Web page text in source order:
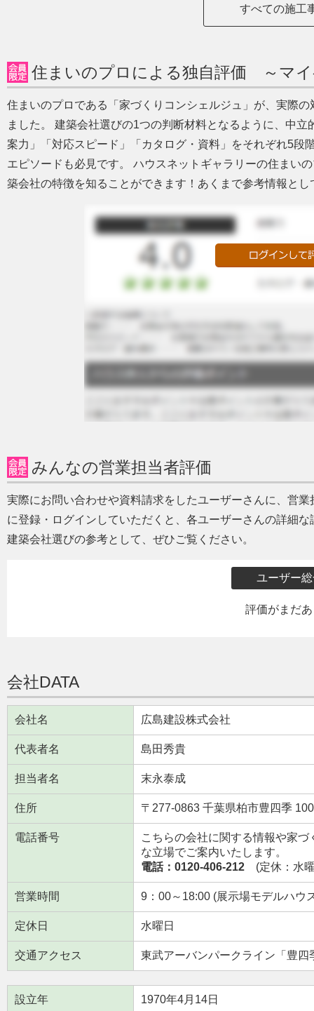
すべての施工
住まいのプロによる独自評価 ～マイ
住まいのプロである「家づくりコンシェルジュ」が、実際
ました。 建築会社選びの1つの判断材料となるように、中
案力」「対応スピード」「カタログ・資料」をそれぞれ5段
エピソードも必見です。 ハウスネットギャラリーの住まい
築会社の特徴を知ることができます！あくまで参考情報と
みんなの営業担当者評価
実際にお問い合わせや資料請求をしたユーザーさんに、営
に登録・ログインしていただくと、各ユーザーさんの詳細
建築会社選びの参考として、ぜひご覧ください。
ユーザー
評価がまだ
会社DATA
会社名 広島建設株式会社
代表者名 島田秀貴
担当者名 末永泰成
住所 〒277-0863 千葉県柏市豊四季
電話番号
こちらの会社に関する情報や家
な立場でご案内いたします。
電話：0120-406-212 (定休：水
営業時間 9：00～18:00 (展示場モデルハウ
定休日 水曜日
交通アクセス 東武アーバンパークライン「豊
設立年 1970年4月14日